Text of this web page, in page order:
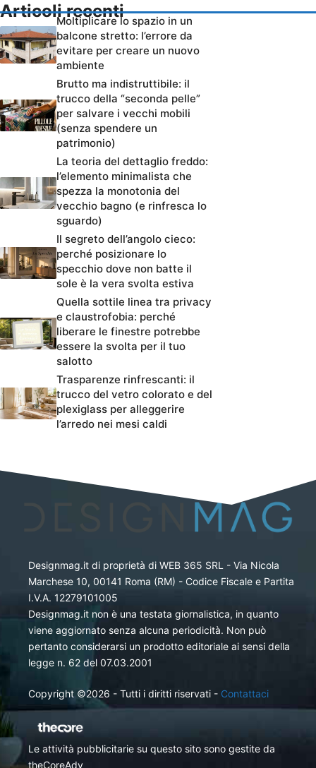
Articoli recenti
Moltiplicare lo spazio in un
balcone stretto: l’errore da
evitare per creare un nuovo
ambiente
Brutto ma indistruttibile: il
trucco della “seconda pelle”
per salvare i vecchi mobili
(senza spendere un
patrimonio)
La teoria del dettaglio freddo:
l’elemento minimalista che
spezza la monotonia del
vecchio bagno (e rinfresca lo
sguardo)
Il segreto dell’angolo cieco:
perché posizionare lo
specchio dove non batte il
sole è la vera svolta estiva
Quella sottile linea tra privacy
e claustrofobia: perché
liberare le finestre potrebbe
essere la svolta per il tuo
salotto
Trasparenze rinfrescanti: il
trucco del vetro colorato e del
plexiglass per alleggerire
l’arredo nei mesi caldi
Designmag.it di proprietà di WEB 365 SRL - Via Nicola
Marchese 10, 00141 Roma (RM) - Codice Fiscale e Partita
I.V.A. 12279101005
Designmag.it non è una testata giornalistica, in quanto
viene aggiornato senza alcuna periodicità. Non può
pertanto considerarsi un prodotto editoriale ai sensi della
legge n. 62 del 07.03.2001
Copyright ©2026 - Tutti i diritti riservati - Contattaci
Le attività pubblicitarie su questo sito sono gestite da
theCoreAdv